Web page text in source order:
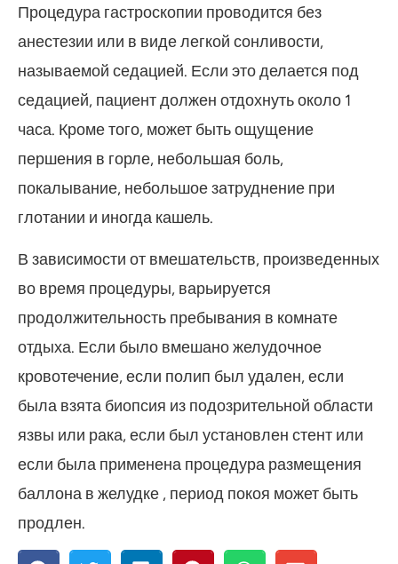
Процедура гастроскопии проводится без
анестезии или в виде легкой сонливости,
называемой седацией. Если это делается под
седацией, пациент должен отдохнуть около 1
часа. Кроме того, может быть ощущение
першения в горле, небольшая боль,
покалывание, небольшое затруднение при
глотании и иногда кашель.
В зависимости от вмешательств, произведенных
во время процедуры, варьируется
продолжительность пребывания в комнате
отдыха. Если было вмешано желудочное
кровотечение, если полип был удален, если
была взята биопсия из подозрительной области
язвы или рака, если был установлен стент или
если была применена процедура размещения
баллона в желудке , период покоя может быть
продлен.